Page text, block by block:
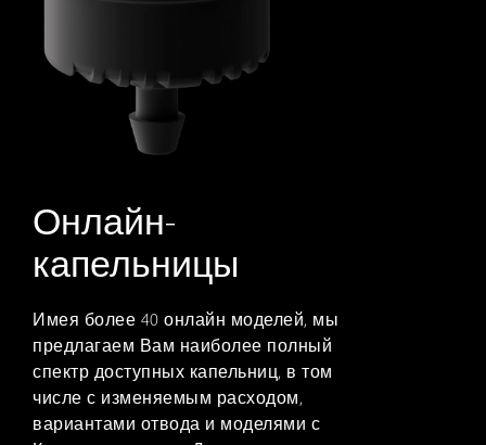
Онлайн-
капельницы
Имея более 40 онлайн моделей, мы
предлагаем Вам наиболее полный
спектр доступных капельниц, в том
числе с изменяемым расходом,
вариантами отвода и моделями с